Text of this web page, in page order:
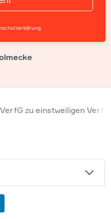
zu einstweiligen